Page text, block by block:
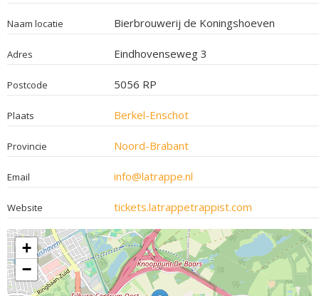
Naam locatie Bierbrouwerij de Koningshoeven
Adres Eindhovenseweg 3
Postcode 5056 RP
Plaats Berkel-Enschot
Provincie Noord-Brabant
Email info@latrappe.nl
Website tickets.latrappetrappist.com
+
−